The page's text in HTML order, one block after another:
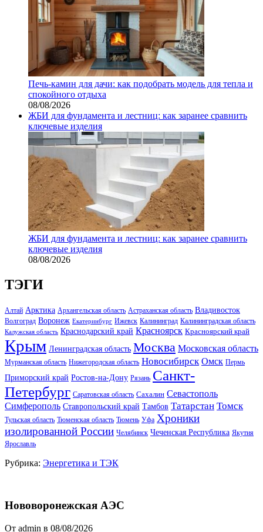
Печь-камин для дачи: как подобрать модель для тепла и
спокойного отдыха
08/08/2026
ЖБИ для фундамента и лестниц: как заранее сравнить
ключевые изделия
ЖБИ для фундамента и лестниц: как заранее сравнить
ключевые изделия
08/08/2026
ТЭГИ
Алтай Арктика Архангельская область Астраханская область Владивосток
Волгоград Воронеж Екатеринбург Ижевск Калининград Калининградская область
Калужская область Краснодарский край Красноярск Красноярский край
Крым Ленинградская область Москва Московская область
Мурманская область Нижегородская область Новосибирск Омск Пермь
Приморский край Ростов-на-Дону Рязань Санкт-
Петербург Саратовская область Сахалин Севастополь
Симферополь Ставропольский край Тамбов Татарстан Томск
Тульская область Тюменская область Тюмень Уфа Хроники
изолированной России Челябинск Чеченская Республика Якутия
Ярославль
Рубрика: Энергетика и ТЭК
Нововоронежская АЭС
От admin в 08/08/2026